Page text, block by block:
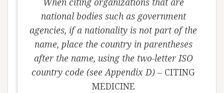
national bodies such as government
agencies, if a nationality is not part of the
name, place the country in parentheses
after the name, using the two-letter ISO
country code (see Appendix D) – CITING
MEDICINE